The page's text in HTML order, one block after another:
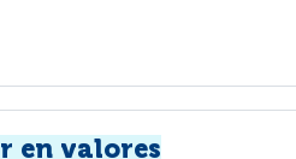
en valores